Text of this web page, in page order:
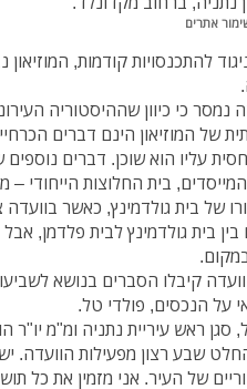
אתרים
להתכנסויות קודמות,
נמסר כי כיוון שההיסטוריה
של המוזיאון הינם דברים
עליו הוא שוכן. דברים
בית החלוצות הייחודי
של בית גולדמינץ, כאשר
בית גולדמינץ לבית פלדמן,
קיבלו הסברים בנושא
על הנכסים, פולדי טל.
סגן ראש עיריית נתניה ומ"מ
שבע רצון מפעילות הוועדה.
של העיר. אני מזמין את כל